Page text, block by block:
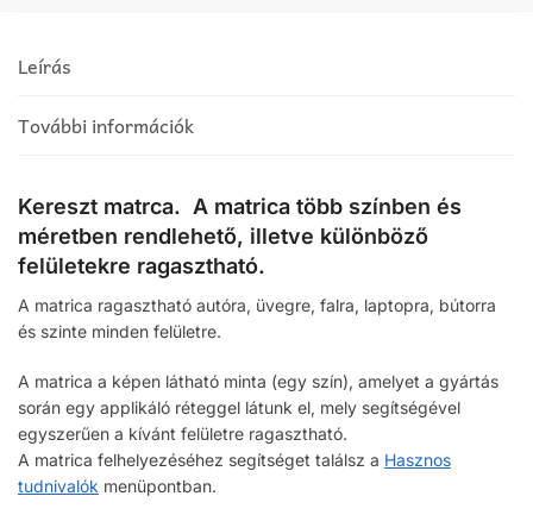
Leírás
További információk
Kereszt matrca. A matrica több színben és
méretben rendlehető, illetve különböző
felületekre ragasztható.
A matrica ragasztható autóra, üvegre, falra, laptopra, bútorra
és szinte minden felületre.
A matrica a képen látható minta (egy szín), amelyet a gyártás
során egy applikáló réteggel látunk el, mely segítségével
egyszerűen a kívánt felületre ragasztható.
A matrica felhelyezéséhez segítséget találsz a Hasznos
tudnivalók menüpontban.